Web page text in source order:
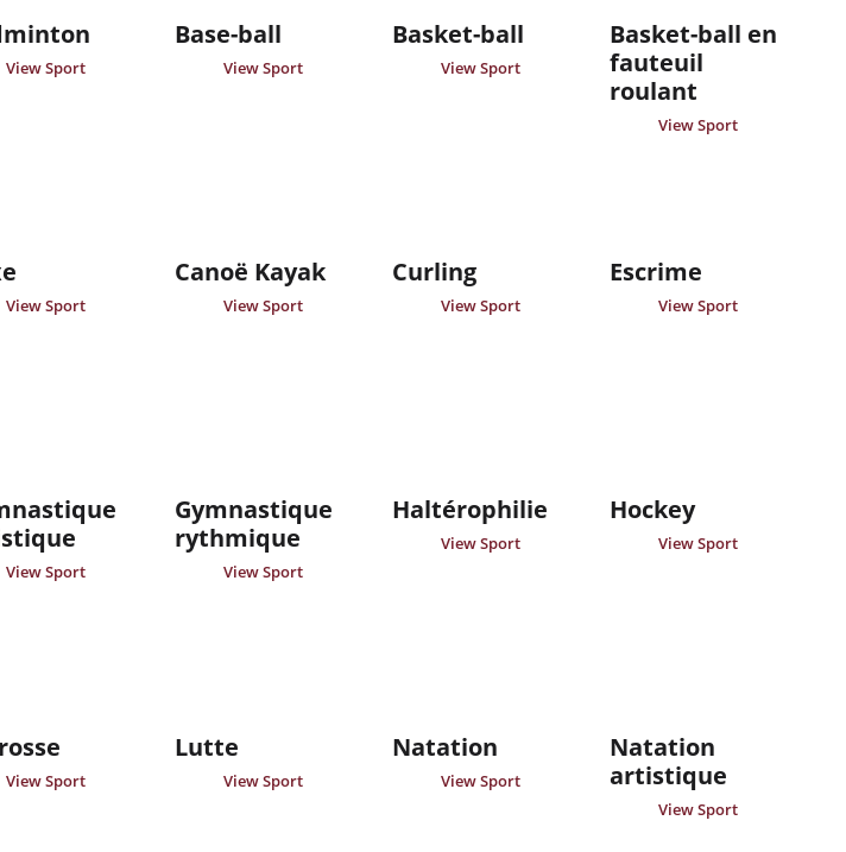
View Sport
Base-ball
View Sport
Basket-ball
View Sport
Basket-ball en
fauteuil
roulant
View Sport
View Sport
Canoë Kayak
View Sport
Curling
View Sport
Escrime
View Sport
View Sport
Gymnastique
rythmique
View Sport
Haltérophilie
View Sport
Hockey
View Sport
View Sport
Lutte
View Sport
Natation
View Sport
Natation
artistique
View Sport